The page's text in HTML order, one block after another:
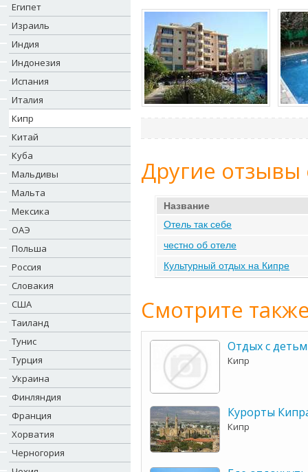
Египет
Израиль
Индия
Индонезия
Испания
Италия
Кипр
Китай
Куба
Мальдивы
Мальта
Мексика
ОАЭ
Польша
Россия
Словакия
США
Таиланд
Тунис
Турция
Украина
Финляндия
Франция
Хорватия
Черногория
Другие
Название
Отель так себе
честно об отеле
Культурный отдых на Кипре
Смотрите
Отдых с
Кипр
Курорты
Кипр